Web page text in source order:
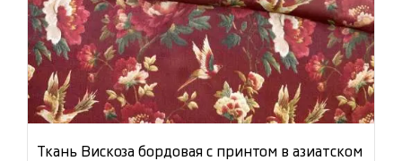
Ткань Вискоза бордовая с принтом в азиатском